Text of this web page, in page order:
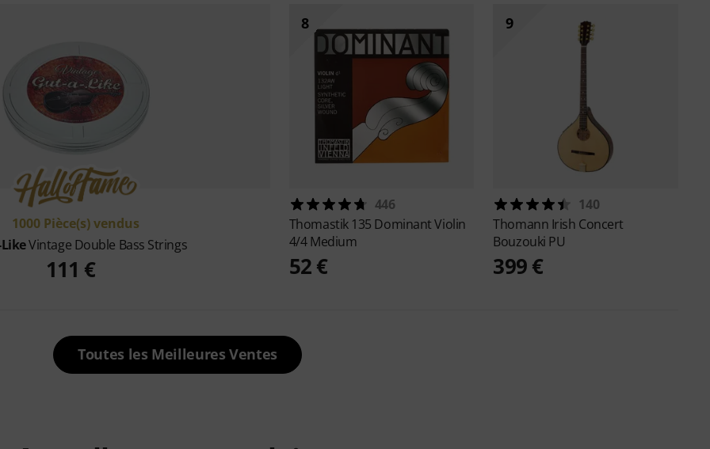
1000 Pièce(s) vendus
LikeVintage Double Bass Strings
111 €
8
446
Thomastik 135 Dominant Violin
4/4 Medium
52 €
9
140
Thomann Irish Concert
Bouzouki PU
399 €
Toutes les Meilleures Ventes